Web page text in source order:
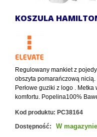
KOSZULA
Regulowany mankiet z
obszyta pomarańczową
Perłowe guziki z logo .
komfortu. Popelina100%
Kod produktu: PC38164
Dostępność:
W magazynie